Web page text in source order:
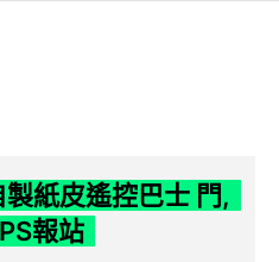
紙皮遙控巴士 門,
報站